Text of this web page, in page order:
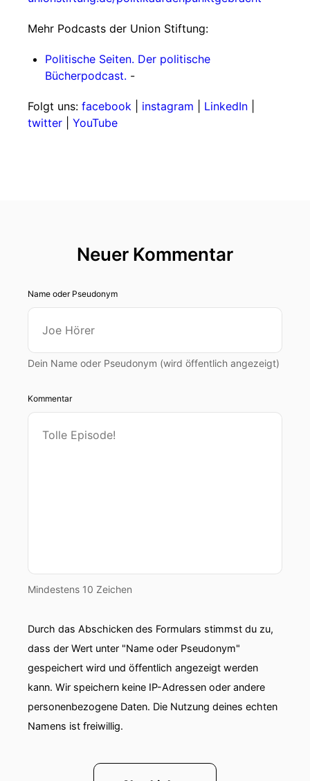
Mehr Podcasts der Union Stiftung:
Politische Seiten. Der politische
Bücherpodcast. -
Folgt uns: facebook instagram LinkedIn
twitter
YouTube
Neuer Kommentar
Name oder Pseudonym
Dein Name oder Pseudonym (wird öffentlich angezeigt)
Kommentar
Mindestens 10 Zeichen
Durch das Abschicken des Formulars stimmst du zu,
dass der Wert unter "Name oder Pseudonym"
gespeichert wird und öffentlich angezeigt werden
kann. Wir speichern keine IP-Adressen oder andere
personenbezogene Daten. Die Nutzung deines echten
Namens ist freiwillig.